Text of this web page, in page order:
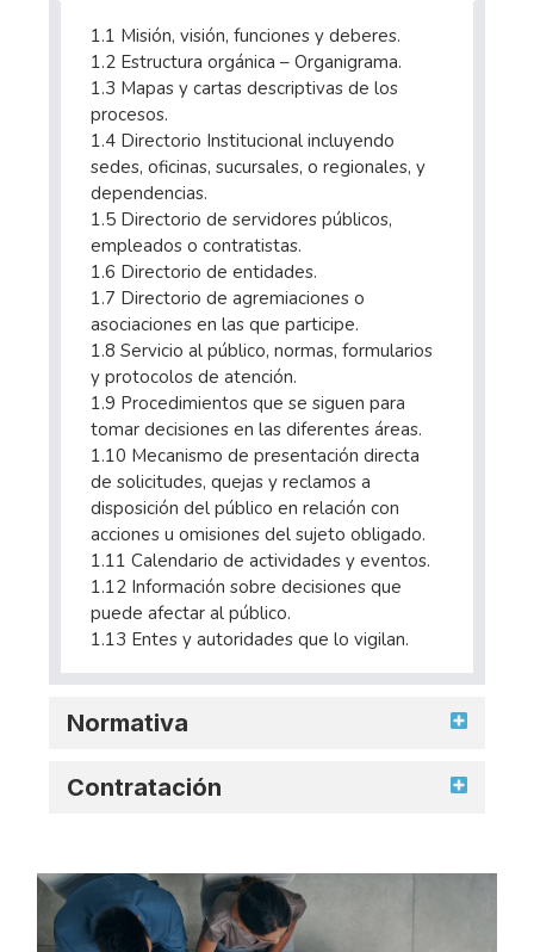
1.1 Misión, visión, funciones y deberes.
1.2 Estructura orgánica – Organigrama.
1.3 Mapas y cartas descriptivas de los
procesos.
1.4 Directorio Institucional incluyendo
sedes, oficinas, sucursales, o regionales, y
dependencias.
1.5 Directorio de servidores públicos,
empleados o contratistas.
1.6 Directorio de entidades.
1.7 Directorio de agremiaciones o
asociaciones en las que participe.
1.8 Servicio al público, normas, formularios
y protocolos de atención.
1.9 Procedimientos que se siguen para
tomar decisiones en las diferentes áreas.
1.10 Mecanismo de presentación directa
de solicitudes, quejas y reclamos a
disposición del público en relación con
acciones u omisiones del sujeto obligado.
1.11 Calendario de actividades y eventos.
1.12 Información sobre decisiones que
puede afectar al público.
1.13 Entes y autoridades que lo vigilan.
Normativa
Contratación